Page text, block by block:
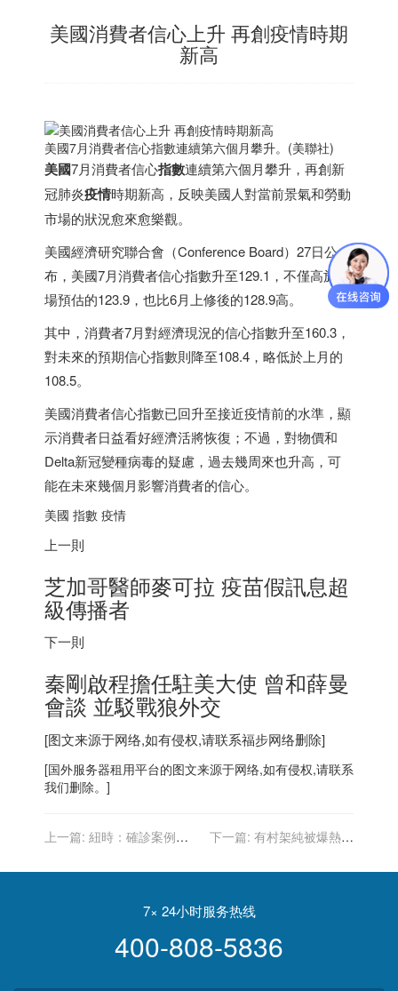
美國消費者信心上升 再創疫情時期
新高
美國7月消費者信心指數連續第六個月攀升。(美聯社)
美國7月消費者信心指數連續第六個月攀升，再創新
冠肺炎疫情時期新高，反映美國人對當前景氣和勞動
市場的狀況愈來愈樂觀。
美國經濟研究聯合會（Conference Board）27日公
布，美國7月消費者信心指數升至129.1，不僅高於市
場預估的123.9，也比6月上修後的128.9高。
其中，消費者7月對經濟現況的信心指數升至160.3，
對未來的預期信心指數則降至108.4，略低於上月的
108.5。
美國消費者信心指數已回升至接近疫情前的水準，顯
示消費者日益看好經濟活將恢復；不過，對物價和
Delta新冠變種病毒的疑慮，過去幾周來也升高，可
能在未來幾個月影響消費者的信心。
美國 指數 疫情
上一則
芝加哥醫師麥可拉 疫苗假訊息超
級傳播者
下一則
秦剛啟程擔任駐美大使 曾和薛曼
會談 並駁戰狼外交
[图文来源于网络,如有侵权,请联系福步网络删除]
[国外服务器租用平台的图文来源于网络,如有侵权,请联系
我们删除。]
上一篇: 紐時：確診案例一
越氣
下一篇: 有村架純被爆熱戀
事近？
7× 24小时服务热线
400-808-5836